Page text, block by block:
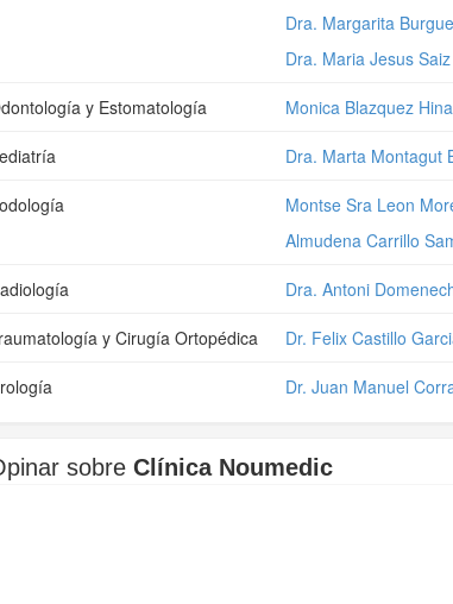
Dra. Margarita
Dra. Maria Jesus
y Estomatología Monica Blazquez
Dra. Marta Montagut
Montse Sra Leon
Almudena Carrillo
Dra. Antoni
y Cirugía Ortopédica Dr. Felix Castillo
Dr. Juan Manuel
sobre Clínica Noumedic